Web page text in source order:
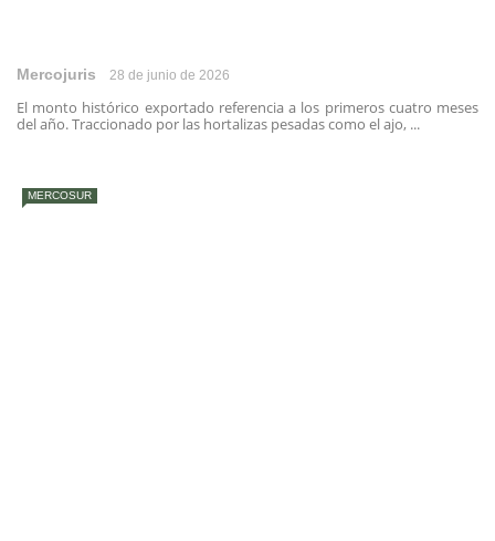
Mercojuris 28 de junio de 2026
El monto histórico exportado referencia a los primeros cuatro meses
del año. Traccionado por las hortalizas pesadas como el ajo, ...
MERCOSUR